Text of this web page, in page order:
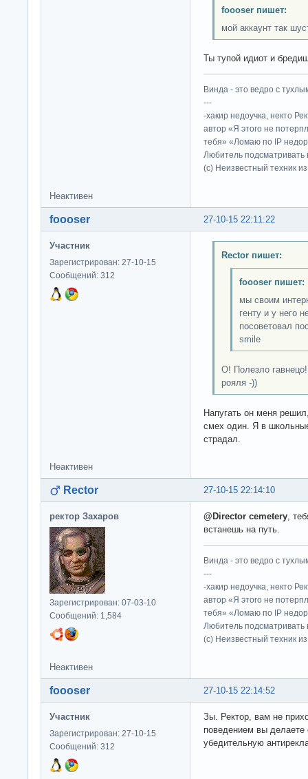
foooser пишет:
мой аккаунт так
Ты тупой идиот и
Винда - это ведро с
---
-хакир недоучка, некто
автор «Я этого не
тебя» «Ломаю по IP
Любитель подсматривать
(c) Неизвестный техник
Неактивен
27-10-15 22:11:22
foooser
Участник
Зарегистрирован: 27-10-15
Сообщений: 312
Rector пишет:
foooser пишет:
мы своим
генту и у него
посоветовал
smile
О! Полезло
рояля -))
Напугать он меня
смех один. Я в
страдал.
Неактивен
27-10-15 22:14:10
Rector
ректор Захаров
Зарегистрирован: 07-03-10
Сообщений: 1,584
@Director cemetery ,
встанешь на путь.
Винда - это ведро с
---
-хакир недоучка, некто
автор «Я этого не
тебя» «Ломаю по IP
Любитель подсматривать
(c) Неизвестный техник
Неактивен
27-10-15 22:14:52
foooser
Участник
Зарегистрирован: 27-10-15
Сообщений: 312
Зы. Ректор, вам не
поведением вы
убедительную